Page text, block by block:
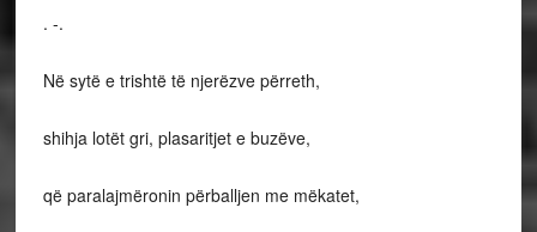
. -.
Në sytë e trishtë të njerëzve përreth,
shihja lotët gri, plasaritjet e buzëve,
që paralajmëronin përballjen me mëkatet,